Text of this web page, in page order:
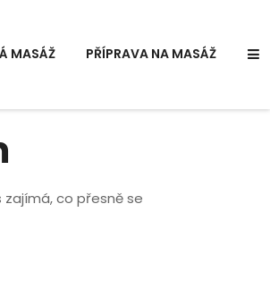
MASÁŽ PŘÍPRAVA NA MASÁŽ
co přesně se